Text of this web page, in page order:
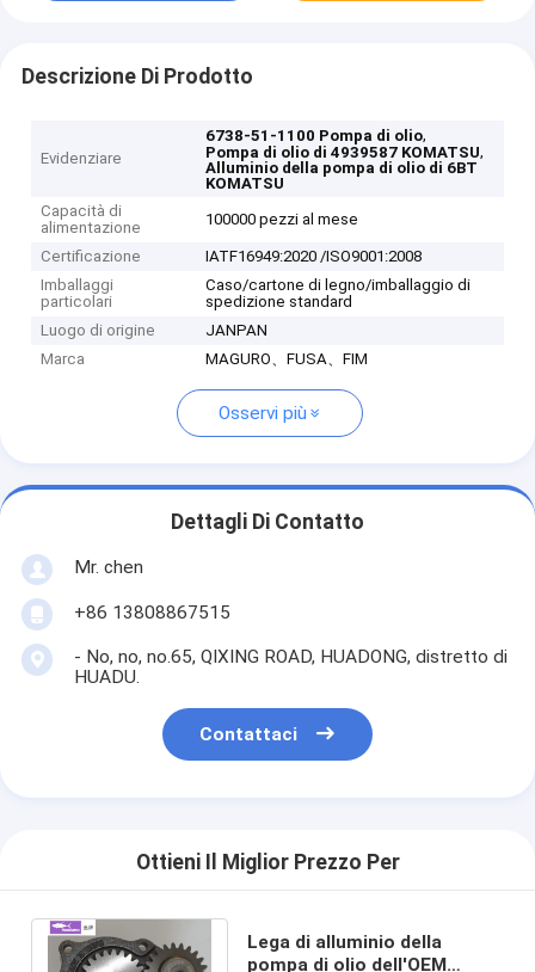
Descrizione Di Prodotto
Evidenziare
6738-51-1100 Pompa di olio,
Pompa di olio di 4939587 KOMATSU,
Alluminio della pompa di olio di 6BT
KOMATSU
Capacità di
alimentazione
100000 pezzi al mese
Certificazione
IATF16949:2020 /ISO9001:2008
Imballaggi
particolari
Caso/cartone di legno/imballaggio di
spedizione standard
Luogo di origine
JANPAN
Marca
MAGURO、FUSA、FIM
Osservi più
Dettagli Di Contatto
Mr. chen
+86 13808867515
- No, no, no.65, QIXING ROAD, HUADONG, distretto di
HUADU.
Contattaci
Ottieni Il Miglior Prezzo Per
Lega di alluminio della
pompa di olio dell'OEM